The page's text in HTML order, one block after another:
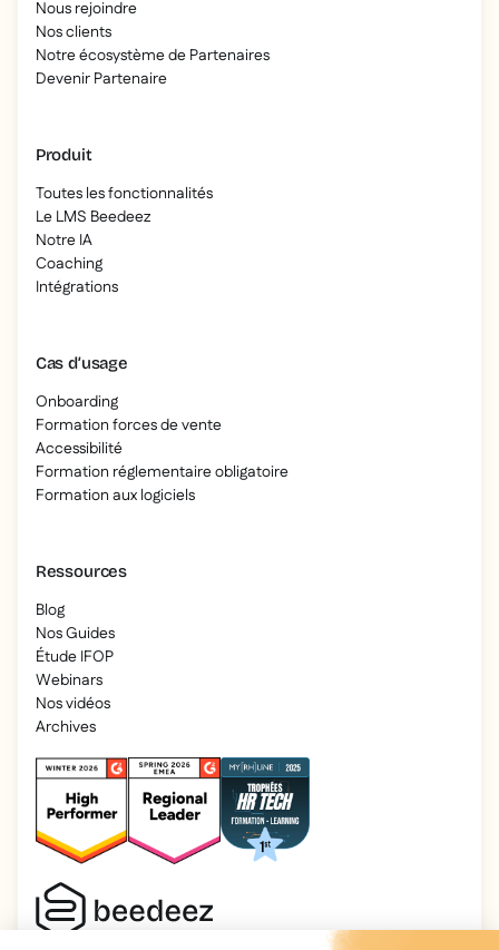
Nous rejoindre
Nos clients
Notre écosystème de Partenaires
Devenir Partenaire
Produit
Toutes les fonctionnalités
Le LMS Beedeez
Notre IA
Coaching
Intégrations
Cas d’usage
Onboarding
Formation forces de vente
Accessibilité
Formation réglementaire obligatoire
Formation aux logiciels
Ressources
Blog
Nos Guides
Étude IFOP
Webinars
Nos vidéos
Archives